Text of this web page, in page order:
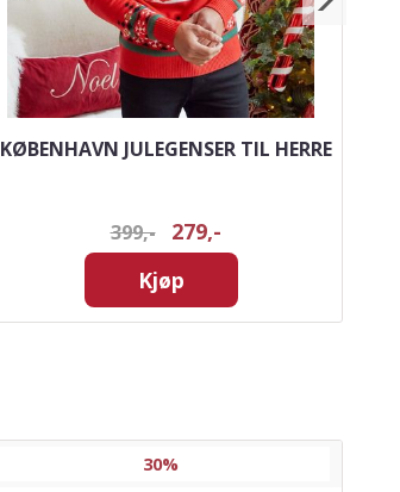
KØBENHAVN JULEGENSER TIL HERRE
399,-
279,-
Kjøp
30%